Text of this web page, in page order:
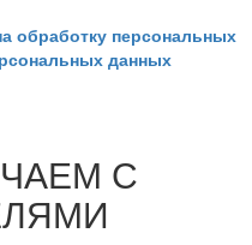
обработку персональных
данных
С